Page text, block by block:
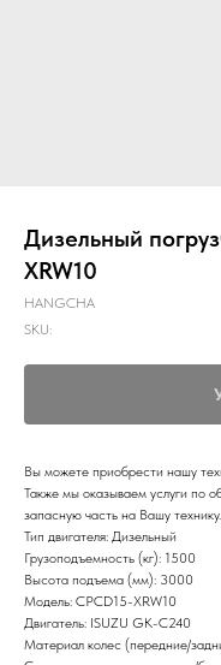
Дизельный
XRW10
HANGCHA
SKU:
Вы можете приобрести нашу
Также мы оказываем услуги по
запасную часть на Вашу технику.
Тип двигателя: Дизельный
Грузоподъемность (кг): 1500
Высота подъема (мм): 3000
Модель: CPCD15-XRW10
Двигатель: ISUZU GK-C240
Материал колес (передние/